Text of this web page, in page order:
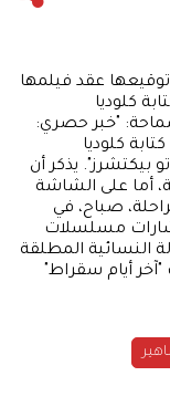
عقد فيلمها
كلوديا
"خبر حصري:
كلوديا
بيكتشرز". يذكر أن
أما على الشاشة
صباح، في
عام 2011، وغنّت شارات مسلسلات
النسائية المطلقة
أيام سقراط"